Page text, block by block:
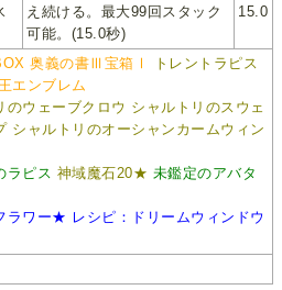
え続ける。最大99回スタック
可能。(15.0秒)
15.0
奥義の書Ⅲ宝箱Ⅰ
トレントラピス
エンブレム
のウェーブクロウ シャルトリのスウェ
シャルトリのオーシャンカームウィン
ラピス 神域魔石20★ 未鑑定のアバタ
ラワー★ レシピ：ドリームウィンドウ